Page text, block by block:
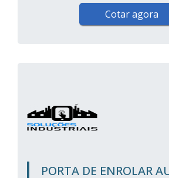
Cotar agora
PORTA DE ENROLAR